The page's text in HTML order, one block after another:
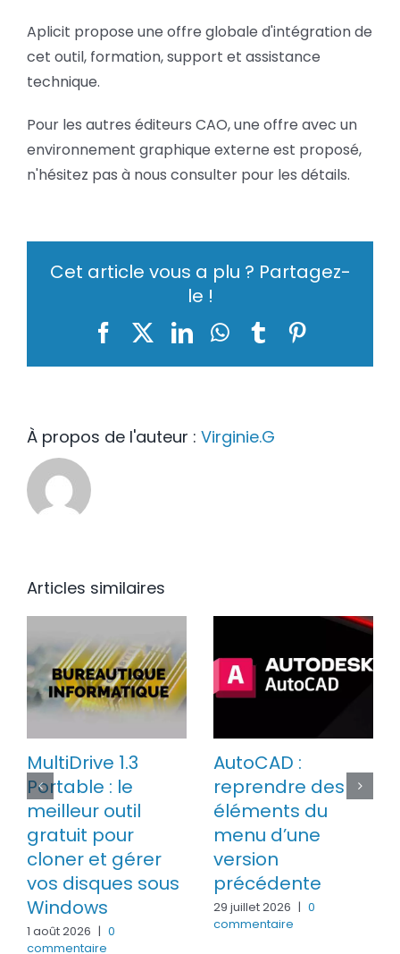
Aplicit propose une offre globale d'intégration de
cet outil, formation, support et assistance
technique.
Pour les autres éditeurs CAO, une offre avec un
environnement graphique externe est proposé,
n'hésitez pas à nous consulter pour les détails.
Cet article vous a plu ? Partagez-
le !
FacebookLinkedInWhatsApp
Tumblr
À propos de l'auteur : Virginie.G
Articles similaires
MultiDrive 1.3
Portable : le
meilleur outil
gratuit pour
cloner et gérer
vos disques sous
Windows
1 août 2026 | 0
commentaire
AutoCAD :
reprendre des
éléments du
menu d’une
version
précédente
29 juillet 2026 | 0
commentaire